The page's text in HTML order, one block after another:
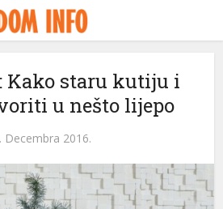
Kako staru kutiju i
u nešto lijepo
Decembra 2016.